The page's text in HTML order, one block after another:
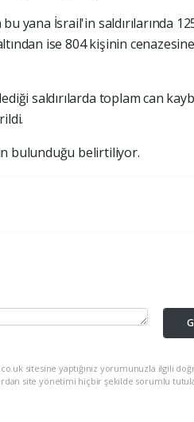
yana İsrail'in saldırılarında
ise 804 kişinin cenazesine
saldırılarda toplam can
bulunduğu belirtiliyor.
sitesine yaptığınız yorumunuzla ilgili
site yönetimi hiçbir şekilde sorumlu